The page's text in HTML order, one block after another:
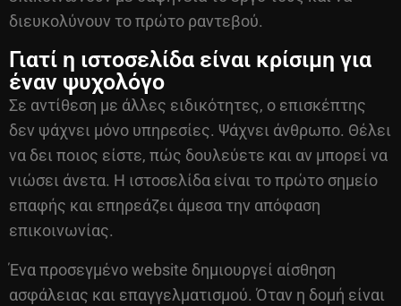
διευκολύνουν το πρώτο ραντεβού.
Γιατί η ιστοσελίδα είναι κρίσιμη για
έναν ψυχολόγο
Σε αντίθεση με άλλες ειδικότητες, ο επισκέπτης
δεν ψάχνει μόνο υπηρεσίες. Ψάχνει άνθρωπο. Θέλει
να δει ποιος είστε, πώς δουλεύετε και αν μπορεί να
νιώσει άνετα. Η ιστοσελίδα είναι το πρώτο σημείο
επαφής και επηρεάζει άμεσα την απόφαση
επικοινωνίας.
Ένα προσεγμένο website δημιουργεί αίσθηση
ασφάλειας και επαγγελματισμού. Όταν η δομή είναι